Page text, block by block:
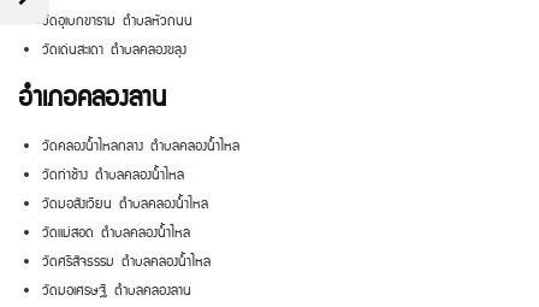
วัดอุเบกขาราม ตำบลหัวถนน
วัดเด่นสะเดา ตำบลคลองขลุง
อำเภอคลองลาน
วัดคลองน้ำไหลกลาง ตำบลคลองน้ำไหล
วัดท่าช้าง ตำบลคลองน้ำไหล
วัดมอสังเวียน ตำบลคลองน้ำไหล
วัดแม่สอด ตำบลคลองน้ำไหล
วัดศรีสัจธรรม ตำบลคลองน้ำไหล
วัดมอเศรษฐี ตำบลคลองลาน